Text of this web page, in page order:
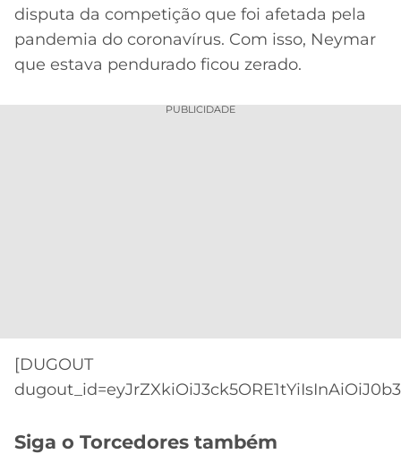
CÓDIGO
BETANO
PAULO
SANTOS
FLAMENGO
ATLÉTICO
COPA
DO
BRASIL
LALIGA
PALPITES
disputa da competição que foi afetada pela
pandemia do coronavírus. Com isso, Neymar
que estava pendurado ficou zerado.
PUBLICIDADE
[DUGOUT
Siga o Torcedores também